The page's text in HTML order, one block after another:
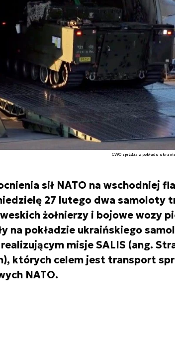
CV90 zjeżdża z pokładu
sił NATO na wschodniej
27 lutego dwa samoloty
żołnierzy i bojowe wozy
na pokładzie ukraińskiego
misje SALIS (ang.
których celem jest transport
NATO.